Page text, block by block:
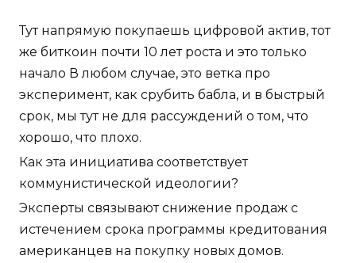
Тут напрямую покупаешь цифровой актив, тот
же биткоин почти 10 лет роста и это только
начало В любом случае, это ветка про
эксперимент, как срубить бабла, и в быстрый
срок, мы тут не для рассуждений о том, что
хорошо, что плохо.
Как эта инициатива соответствует
коммунистической идеологии?
Эксперты связывают снижение продаж с
истечением срока программы кредитования
американцев на покупку новых домов.